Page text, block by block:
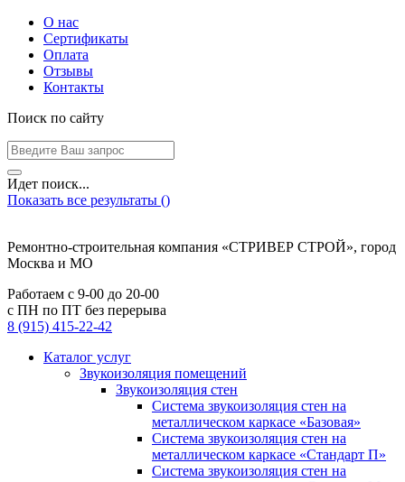
О нас
Сертификаты
Оплата
Отзывы
Контакты
Поиск по сайту
Идет поиск...
Показать все результаты ()
Ремонтно-строительная компания «СТРИВЕР СТРОЙ», город
Москва и МО
Работаем с 9-00 до 20-00
с ПН по ПТ без перерыва
8 (915) 415-22-42
Каталог услуг
Звукоизоляция помещений
Звукоизоляция стен
Система звукоизоляция стен на
металлическом каркасе «Базовая»
Система звукоизоляция стен на
металлическом каркасе «Стандарт П»
Система звукоизоляция стен на